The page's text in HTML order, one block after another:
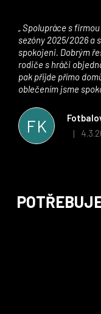
FK |
sezóny 2025/2026 a
spokojeni. Dobrým
rodiče s hráči
pak přijde přímo
oblečením jsme
stran. Věříme, že v
i nadále, nyní už